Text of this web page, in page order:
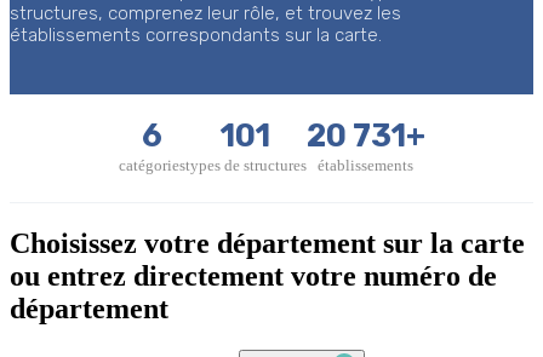
structures, comprenez leur rôle, et trouvez les
établissements correspondants sur la carte.
6
catégories
101
types de structures
20 731+
établissements
Choisissez votre département sur la carte
ou entrez directement votre numéro de
département